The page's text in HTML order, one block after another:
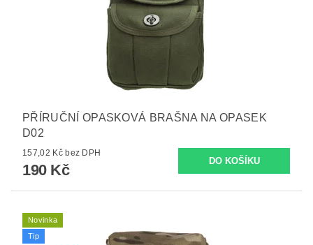
PŘÍRUČNÍ OPASKOVÁ BRAŠNA NA OPASEK
D02
157,02 Kč bez DPH
190 Kč
Novinka
Tip